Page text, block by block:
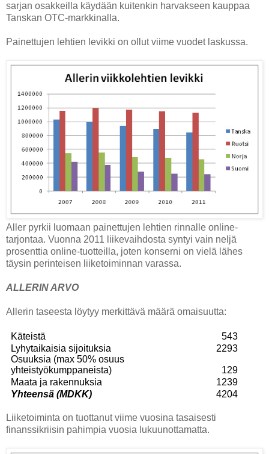
sarjan osakkeilla käydään kuitenkin harvakseen kauppaa
Tanskan OTC-markkinalla.
Painettujen lehtien levikki on ollut viime vuodet laskussa.
Aller pyrkii luomaan painettujen lehtien rinnalle online-
tarjontaa. Vuonna 2011 liikevaihdosta syntyi vain neljä
prosenttia online-tuotteilla, joten konserni on vielä lähes
täysin perinteisen liiketoiminnan varassa.
ALLERIN ARVO
Allerin taseesta löytyy merkittävä määrä omaisuutta:
Käteistä
543
Lyhytaikaisia sijoituksia
2293
Osuuksia (max 50% osuus
yhteistyökumppaneista)
129
Maata ja rakennuksia
1239
Yhteensä (MDKK)
4204
Liiketoiminta on tuottanut viime vuosina tasaisesti
finanssikriisin pahimpia vuosia lukuunottamatta.